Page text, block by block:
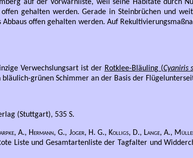
auf der Vorwarnliste, weil seine Habitate durch
gehalten werden. Gerade in Steinbrüchen und
offen gehalten werden. Auf
Verwechslungsart ist der Rotklee-Bläuling (Cyaniris
grünen Schimmer an der Basis der
(Stuttgart), 535 S.
A., Hermann, G., Joger, H. G., Kolligs, D., Lange, A.,
Liste und Gesamtartenliste der Tagfalter und